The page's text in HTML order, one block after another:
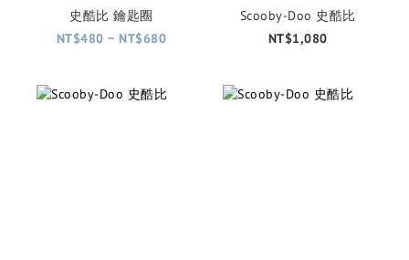
史酷比 鑰匙圈
NT$480 ~ NT$680
Scooby-Doo 史酷比
NT$1,080